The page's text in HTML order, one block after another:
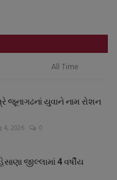
All Time
જૂનાગઢનાં યુવાને નામ રોશન
4, 2026 0
જીલ્લામાં 4 વર્ષીય